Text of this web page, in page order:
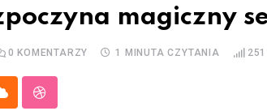
magiczny
0 KOMENTARZY 1 MINUTA CZYTANIA 251
StumbleUpon